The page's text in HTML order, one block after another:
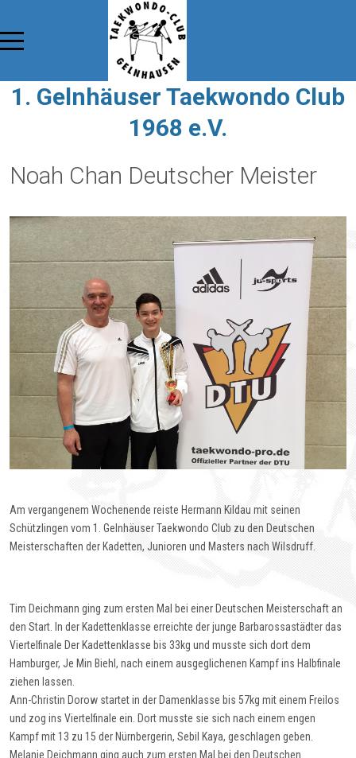
1. Gelnhäuser Taekwondo Club
1968 e.V.
Noah Chan Deutscher Meister
Am vergangenem Wochenende reiste Hermann Kildau mit seinen
Schützlingen vom 1. Gelnhäuser Taekwondo Club zu den Deutschen
Meisterschaften der Kadetten, Junioren und Masters nach Wilsdruff.
Tim Deichmann ging zum ersten Mal bei einer Deutschen Meisterschaft an
den Start. In der Kadettenklasse erreichte der junge Barbarossastädter das
Viertelfinale Der Kadettenklasse bis 33kg und musste sich dort dem
Hamburger, Je Min Biehl, nach einem ausgeglichenen Kampf ins Halbfinale
ziehen lassen.
Ann-Christin Dorow startet in der Damenklasse bis 57kg mit einem Freilos
und zog ins Viertelfinale ein. Dort musste sie sich nach einem engen
Kampf mit 13 zu 15 der Nürnbergerin, Sebil Kaya, geschlagen geben.
Melanie Deichmann ging auch zum ersten Mal bei den Deutschen